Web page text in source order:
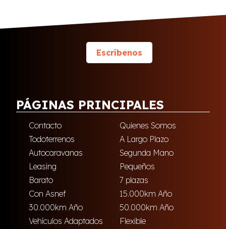
Escríbenos
PÁGINAS PRINCIPALES
Contacto
Quienes Somos
Todoterrenos
A Largo Plazo
Autocaravanas
Segunda Mano
Leasing
Pequeños
Barato
7 plazas
Con Asnef
15.000km Año
30.000km Año
50.000km Año
Vehículos Adaptados
Flexible